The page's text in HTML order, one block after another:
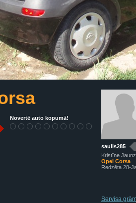
Novertē auto kopumā!
saulis285
Kristīne
Opel Corsa
Redzēta 28-
Servisa